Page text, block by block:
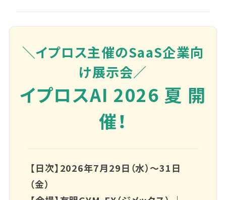
＼イプロス主催のSaaS企業向
け展示会／
イプロスAI 2026 夏 開
催！
【日次】2026年7月29日（水）～31日
（金）